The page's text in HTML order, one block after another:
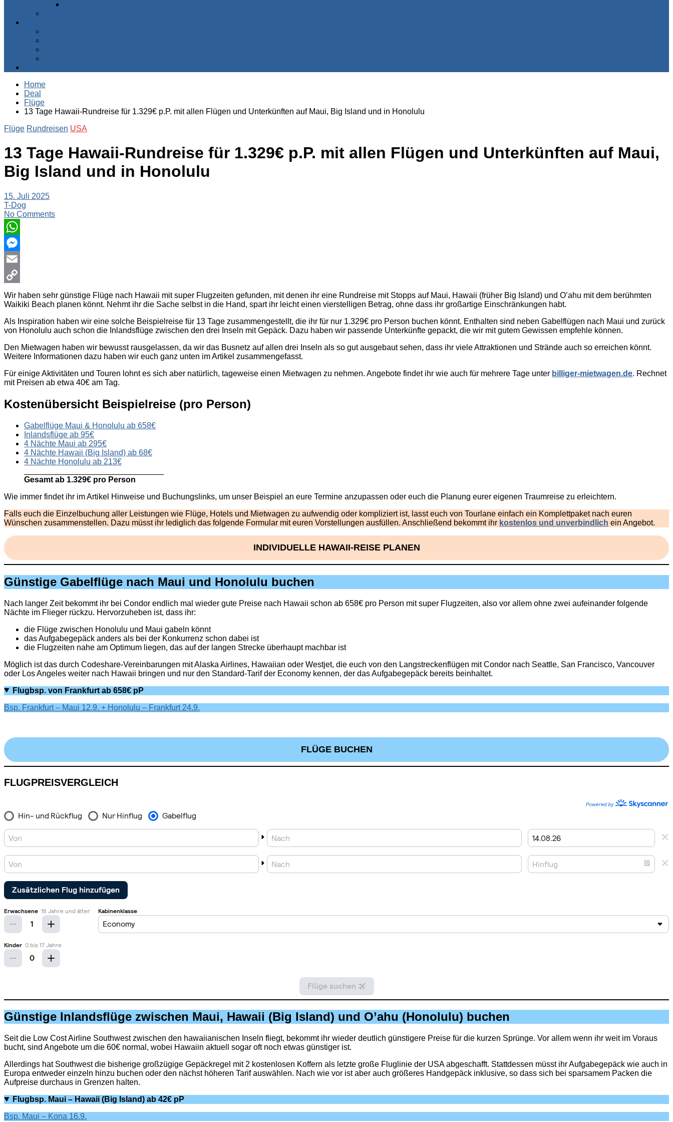
Home
Deal
Flüge
13 Tage Hawaii-Rundreise für 1.329€ p.P. mit allen Flügen und Unterkünften auf Maui, Big Island und in Honolulu
Flüge Rundreisen USA
13 Tage Hawaii-Rundreise für 1.329€ p.P. mit allen Flügen und Unterkünften auf Maui,
Big Island und in Honolulu
15. Juli 2025
T-Dog
No Comments
WhatsApp
Messenger
Email
Copy
Link
Wir haben sehr günstige Flüge nach Hawaii mit super Flugzeiten gefunden, mit denen ihr eine Rundreise mit Stopps auf Maui, Hawaii (früher Big Island) und O’ahu mit dem berühmten
Waikiki Beach planen könnt. Nehmt ihr die Sache selbst in die Hand, spart ihr leicht einen vierstelligen Betrag, ohne dass ihr großartige Einschränkungen habt.
Als Inspiration haben wir eine solche Beispielreise für 13 Tage zusammengestellt, die ihr für nur 1.329€ pro Person buchen könnt. Enthalten sind neben Gabelflügen nach Maui und zurück
von Honolulu auch schon die Inlandsflüge zwischen den drei Inseln mit Gepäck. Dazu haben wir passende Unterkünfte gepackt, die wir mit gutem Gewissen empfehle können.
Den Mietwagen haben wir bewusst rausgelassen, da wir das Busnetz auf allen drei Inseln als so gut ausgebaut sehen, dass ihr viele Attraktionen und Strände auch so erreichen könnt.
Weitere Informationen dazu haben wir euch ganz unten im Artikel zusammengefasst.
Für einige Aktivitäten und Touren lohnt es sich aber natürlich, tageweise einen Mietwagen zu nehmen. Angebote findet ihr wie auch für mehrere Tage unter billiger-mietwagen.de. Rechnet
mit Preisen ab etwa 40€ am Tag.
Kostenübersicht Beispielreise (pro Person)
Gabelflüge Maui & Honolulu ab 658€
Inlandsflüge ab 95€
4 Nächte Maui ab 295€
4 Nächte Hawaii (Big Island) ab 68€
4 Nächte Honolulu ab 213€
Gesamt ab 1.329€ pro Person
Wie immer findet ihr im Artikel Hinweise und Buchungslinks, um unser Beispiel an eure Termine anzupassen oder euch die Planung eurer eigenen Traumreise zu erleichtern.
Falls euch die Einzelbuchung aller Leistungen wie Flüge, Hotels und Mietwagen zu aufwendig oder kompliziert ist, lasst euch von Tourlane einfach ein Komplettpaket nach euren
Wünschen zusammenstellen. Dazu müsst ihr lediglich das folgende Formular mit euren Vorstellungen ausfüllen. Anschließend bekommt ihr kostenlos und unverbindlich ein Angebot.
INDIVIDUELLE HAWAII-REISE PLANEN
Günstige Gabelflüge nach Maui und Honolulu buchen
Nach langer Zeit bekommt ihr bei Condor endlich mal wieder gute Preise nach Hawaii schon ab 658€ pro Person mit super Flugzeiten, also vor allem ohne zwei aufeinander folgende
Nächte im Flieger rückzu. Hervorzuheben ist, dass ihr:
die Flüge zwischen Honolulu und Maui gabeln könnt
das Aufgabegepäck anders als bei der Konkurrenz schon dabei ist
die Flugzeiten nahe am Optimum liegen, das auf der langen Strecke überhaupt machbar ist
Möglich ist das durch Codeshare-Vereinbarungen mit Alaska Airlines, Hawaiian oder Westjet, die euch von den Langstreckenflügen mit Condor nach Seattle, San Francisco, Vancouver
oder Los Angeles weiter nach Hawaii bringen und nur den Standard-Tarif der Economy kennen, der das Aufgabegepäck bereits beinhaltet.
Flugbsp. von Frankfurt ab 658€ pP
Bsp. Frankfurt – Maui 12.9. + Honolulu – Frankfurt 24.9.
FLÜGE BUCHEN
FLUGPREISVERGLEICH
Günstige Inlandsflüge zwischen Maui, Hawaii (Big Island) und O’ahu (Honolulu) buchen
Seit die Low Cost Airline Southwest zwischen den hawaiianischen Inseln fliegt, bekommt ihr wieder deutlich günstigere Preise für die kurzen Sprünge. Vor allem wenn ihr weit im Voraus
bucht, sind Angebote um die 60€ normal, wobei Hawaiin aktuell sogar oft noch etwas günstiger ist.
Allerdings hat Southwest die bisherige großzügige Gepäckregel mit 2 kostenlosen Koffern als letzte große Fluglinie der USA abgeschafft. Stattdessen müsst ihr Aufgabegepäck wie auch in
Europa entweder einzeln hinzu buchen oder den nächst höheren Tarif auswählen. Nach wie vor ist aber auch größeres Handgepäck inklusive, so dass sich bei sparsamem Packen die
Aufpreise durchaus in Grenzen halten.
Flugbsp. Maui – Hawaii (Big Island) ab 42€ pP
Bsp. Maui – Kona 16.9.